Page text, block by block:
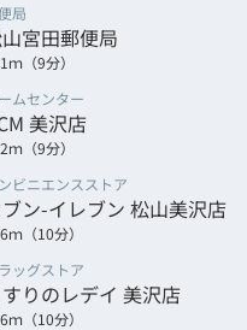
局
宮田郵便局
ｍ（9分）
ムセンター
美沢店
ｍ（9分）
ビニエンスストア
ン-イレブン 松山美沢店
ｍ（10分）
ッグストア
りのレデイ 美沢店
ｍ（10分）